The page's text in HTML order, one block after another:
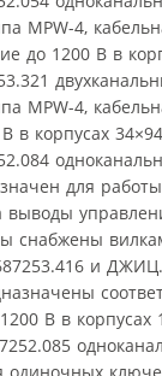
MPW-4,
до 1200 В в
MPW-4,
в корпусах
для
выводы
снабжены
и ДЖИЦ.
В в корпусах